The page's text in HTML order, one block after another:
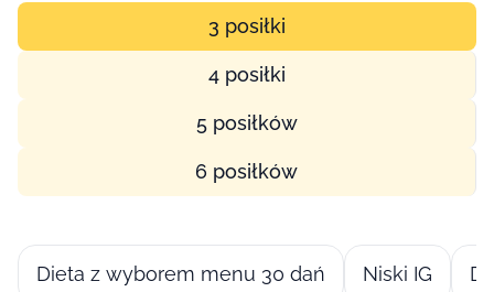
3 posiłki
4 posiłki
5 posiłków
6 posiłków
Dieta z wyborem menu 30 dań Niski IG